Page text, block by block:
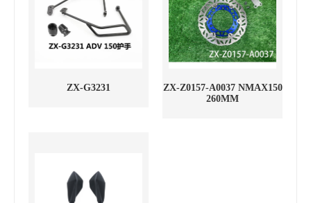
ZX-G3231
ZX-Z0157-A0037 NMAX150
260MM